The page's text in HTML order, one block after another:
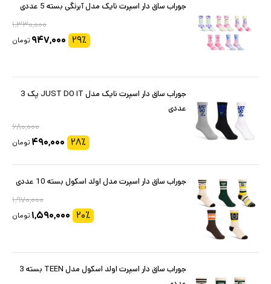
جوراب ساق دار اسپرت نایک مدل آبرنگی بسته 5 عددی
۱,۳۳۰,۰۰۰
۲۹٪ ۹۴۷,۰۰۰ تومان
جوراب ساق دار اسپرت نایک مدل JUST DO IT پک 3
عددی
۶۸۰,۰۰۰
۲۸٪ ۴۹۰,۰۰۰ تومان
جوراب ساق دار اسپرت مدل اولد اسکول بسته 10 عددی
۱,۹۷۰,۰۰۰
۲۰٪ ۱,۵۹۰,۰۰۰ تومان
جوراب ساق دار اسپرت اولد اسکول مدل TEEN بسته 3